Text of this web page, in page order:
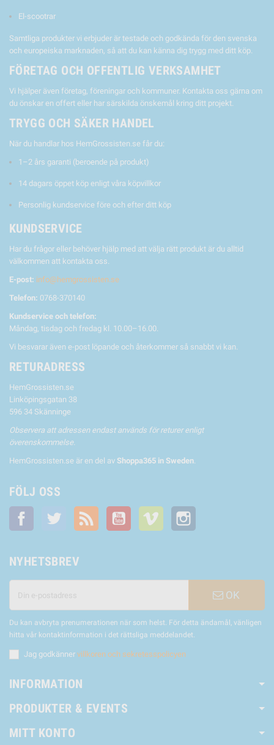
El-scootrar
Samtliga produkter vi erbjuder är testade och godkända för den svenska
och europeiska marknaden, så att du kan känna dig trygg med ditt köp.
FÖRETAG OCH OFFENTLIG VERKSAMHET
Vi hjälper även företag, föreningar och kommuner. Kontakta oss gärna om
du önskar en offert eller har särskilda önskemål kring ditt projekt.
TRYGG OCH SÄKER HANDEL
När du handlar hos HemGrossisten.se får du:
1–2 års garanti (beroende på produkt)
14 dagars öppet köp enligt våra köpvillkor
Personlig kundservice före och efter ditt köp
KUNDSERVICE
Har du frågor eller behöver hjälp med att välja rätt produkt är du alltid
välkommen att kontakta oss.
E-post: info@hemgrossisten.se
Telefon: 0768-370140
Kundservice och telefon:
Måndag, tisdag och fredag kl. 10.00–16.00.
Vi besvarar även e-post löpande och återkommer så snabbt vi kan.
RETURADRESS
HemGrossisten.se
Linköpingsgatan 38
596 34 Skänninge
Observera att adressen endast används för returer enligt
överenskommelse.
HemGrossisten.se är en del av Shoppa365 in Sweden.
FÖLJ OSS
Facebook Twitter RSS YouTube Vimeo
NYHETSBREV
OK
Du kan avbryta prenumerationen när som helst. För detta ändamål, vänligen
hitta vår kontaktinformation i det rättsliga meddelandet.
Jag godkänner villkoren och sekretesspolicyen
INFORMATION
PRODUKTER & EVENTS
MITT KONTO